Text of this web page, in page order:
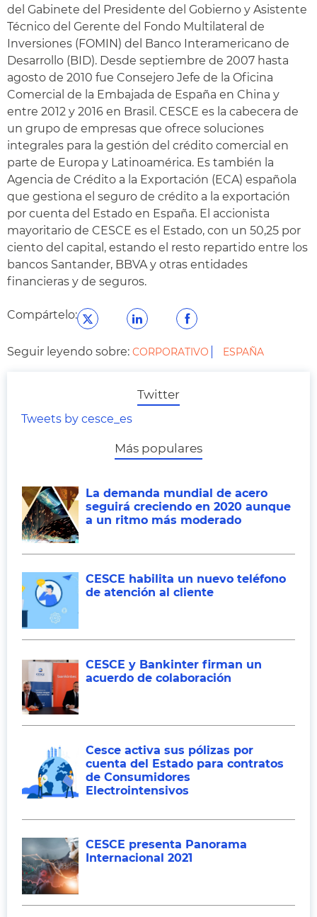
del Gabinete del Presidente del Gobierno y Asistente
Técnico del Gerente del Fondo Multilateral de
Inversiones (FOMIN) del Banco Interamericano de
Desarrollo (BID). Desde septiembre de 2007 hasta
agosto de 2010 fue Consejero Jefe de la Oficina
Comercial de la Embajada de España en China y
entre 2012 y 2016 en Brasil. CESCE es la cabecera de
un grupo de empresas que ofrece soluciones
integrales para la gestión del crédito comercial en
parte de Europa y Latinoamérica. Es también la
Agencia de Crédito a la Exportación (ECA) española
que gestiona el seguro de crédito a la exportación
por cuenta del Estado en España. El accionista
mayoritario de CESCE es el Estado, con un 50,25 por
ciento del capital, estando el resto repartido entre los
bancos Santander, BBVA y otras entidades
financieras y de seguros.
Compártelo:
Seguir leyendo sobre: CORPORATIVO ESPAÑA
Twitter
Tweets by cesce_es
Más populares
La demanda mundial de acero
seguirá creciendo en 2020 aunque
a un ritmo más moderado
CESCE habilita un nuevo teléfono
de atención al cliente
CESCE y Bankinter firman un
acuerdo de colaboración
Cesce activa sus pólizas por
cuenta del Estado para contratos
de Consumidores
Electrointensivos
CESCE presenta Panorama
Internacional 2021